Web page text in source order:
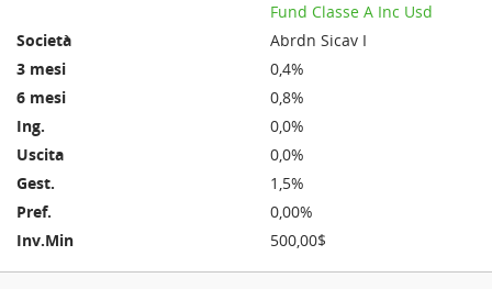
Fund Classe A Inc Usd
Abrdn Sicav I
0,4%
0,8%
0,0%
0,0%
1,5%
0,00%
500,00$